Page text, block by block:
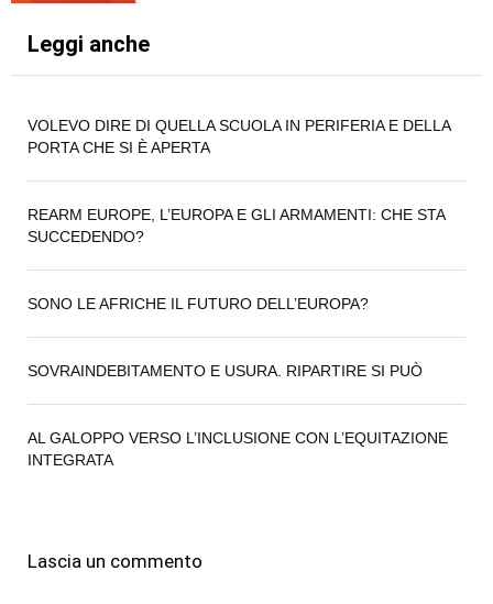
Leggi anche
VOLEVO DIRE DI QUELLA SCUOLA IN PERIFERIA E DELLA
PORTA CHE SI È APERTA
REARM EUROPE, L’EUROPA E GLI ARMAMENTI: CHE STA
SUCCEDENDO?
SONO LE AFRICHE IL FUTURO DELL’EUROPA?
SOVRAINDEBITAMENTO E USURA. RIPARTIRE SI PUÒ
AL GALOPPO VERSO L’INCLUSIONE CON L’EQUITAZIONE
INTEGRATA
Lascia un commento